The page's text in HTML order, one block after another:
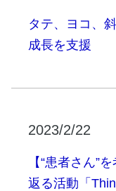
タテ、ヨコ、
成長を支援
2023/2/22
【“患者さん”
返る活動「